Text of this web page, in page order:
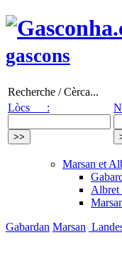
gascons
Recherche / Cèrca...
Lòcs :
Marsan et
Albret
Gabardan Marsan